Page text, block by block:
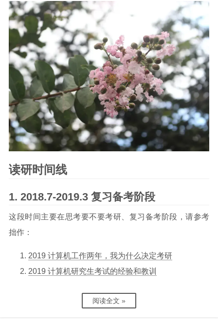
读研时间线
2018.7-2019.3 复习备考阶段
这段时间主要在思考要不要考研、复习备考阶段，请参考
拙作：
2019 计算机工作两年，我为什么决定考研
2019 计算机研究生考试的经验和教训
阅读全文 »